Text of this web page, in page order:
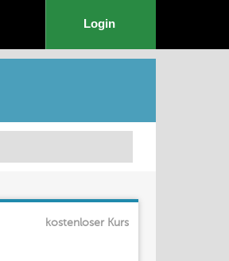
Login
kostenloser Kurs